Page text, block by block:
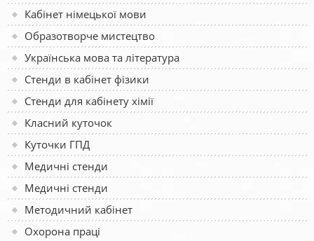
Кабінет німецької мови
Образотворче мистецтво
Українська мова та література
Стенди в кабінет фізики
Стенди для кабінету хімії
Класний куточок
Куточки ГПД
Медичні стенди
Медичні стенди
Методичний кабінет
Охорона праці